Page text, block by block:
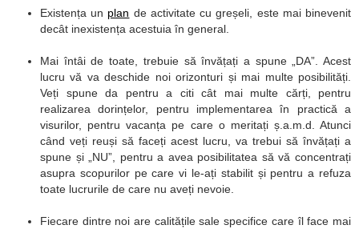
Existența un plan de activitate cu greșeli, este mai binevenit
decât inexistența acestuia în general.
Mai întâi de toate, trebuie să învățați a spune „DA”. Acest
lucru vă va deschide noi orizonturi și mai multe posibilități.
Veți spune da pentru a citi cât mai multe cărți, pentru
realizarea dorințelor, pentru implementarea în practică a
visurilor, pentru vacanța pe care o meritați ș.a.m.d. Atunci
când veți reuși să faceți acest lucru, va trebui să învățați a
spune și „NU”, pentru a avea posibilitatea să vă concentrați
asupra scopurilor pe care vi le-ați stabilit și pentru a refuza
toate lucrurile de care nu aveți nevoie.
Fiecare dintre noi are calitățile sale specifice care îl face mai